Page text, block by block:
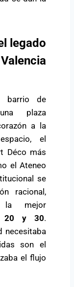
legado
barrio de
plaza
a la
el
Déco más
el Ateneo
se
racional,
la mejor
20 y 30.
necesitaba
son el
el flujo